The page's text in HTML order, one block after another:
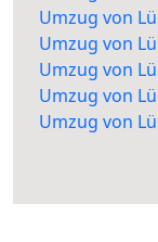
Umzug von
Umzug von
Umzug von
Umzug von
Umzug von